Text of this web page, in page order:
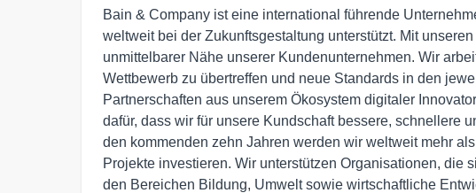
Bain & Company ist eine international führende
weltweit bei der Zukunftsgestaltung unterstützt. Mit
unmittelbarer Nähe unserer Kundenunternehmen. Wir
Wettbewerb zu übertreffen und neue Standards in den
Partnerschaften aus unserem Ökosystem digitaler
dafür, dass wir für unsere Kundschaft bessere, schnellere
den kommenden zehn Jahren werden wir weltweit mehr
Projekte investieren. Wir unterstützen Organisationen, die
den Bereichen Bildung, Umwelt sowie wirtschaftliche